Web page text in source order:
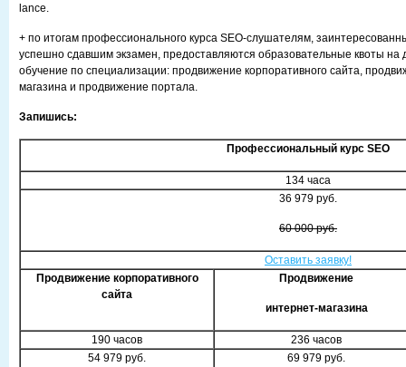
lance.
+ по итогам профессионального курса SEO-слушателям,
успешно сдавшим экзамен, предоставляются образовательные квоты на
обучение по специализации: продвижение корпоративного сайта,
магазина и продвижение портала.
Запишись:
Профессиональный курс SEO
134 часа
36 979 руб.
60 000 руб.
Оставить заявку!
Продвижение корпоративного
сайта
Продвижение
интернет-магазина
190 часов
236 часов
54 979 руб.
69 979 руб.